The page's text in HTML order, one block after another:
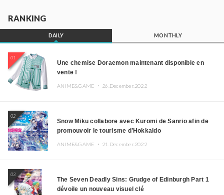
RANKING
DAILY MONTHLY
01
Une chemise Doraemon maintenant disponible en
vente !
ANIME&GAME ・ 26.December.2022
02
Snow Miku collabore avec Kuromi de Sanrio afin de
promouvoir le tourisme d’Hokkaido
ANIME&GAME ・ 21.December.2022
03
The Seven Deadly Sins: Grudge of Edinburgh Part 1
dévoile un nouveau visuel clé